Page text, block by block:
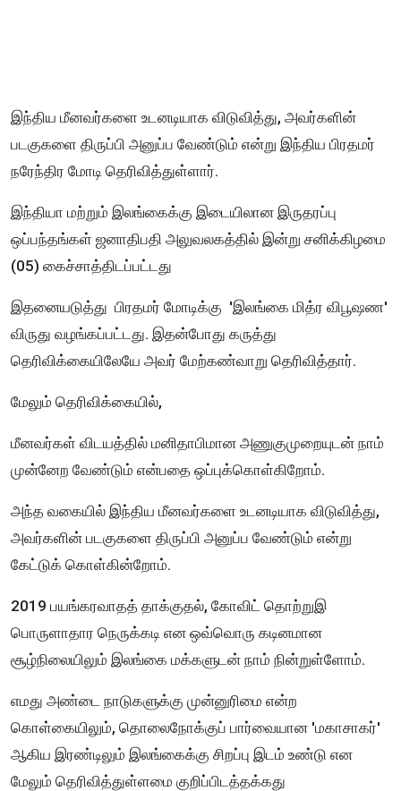
இந்திய மீனவர்களை உடனடியாக விடுவித்து, அவர்களின்
படகுகளை திருப்பி அனுப்ப வேண்டும் என்று இந்திய பிரதமர்
நரேந்திர மோடி தெரிவித்துள்ளார்.
இந்தியா மற்றும் இலங்கைக்கு இடையிலான இருதரப்பு
ஒப்பந்தங்கள் ஜனாதிபதி அலுவலகத்தில் இன்று சனிக்கிழமை
(05) கைச்சாத்திடப்பட்டது
இதனையடுத்து பிரதமர் மோடிக்கு 'இலங்கை மித்ர விபூஷண'
விருது வழங்கப்பட்டது. இதன்போது கருத்து
தெரிவிக்கையிலேயே அவர் மேற்கண்வாறு தெரிவித்தார்.
மேலும் தெரிவிக்கையில்,
மீனவர்கள் விடயத்தில் மனிதாபிமான அணுகுமுறையுடன் நாம்
முன்னேற வேண்டும் என்பதை ஒப்புக்கொள்கிறோம்.
அந்த வகையில் இந்திய மீனவர்களை உடனடியாக விடுவித்து,
அவர்களின் படகுகளை திருப்பி அனுப்ப வேண்டும் என்று
கேட்டுக் கொள்கின்றோம்.
2019 பயங்கரவாதத் தாக்குதல், கோவிட் தொற்றுஇ
பொருளாதார நெருக்கடி என ஒவ்வொரு கடினமான
சூழ்நிலையிலும் இலங்கை மக்களுடன் நாம் நின்றுள்ளோம்.
எமது அண்டை நாடுகளுக்கு முன்னுரிமை என்ற
கொள்கையிலும், தொலைநோக்குப் பார்வையான 'மகாசாகர்'
ஆகிய இரண்டிலும் இலங்கைக்கு சிறப்பு இடம் உண்டு என
மேலும் தெரிவித்துள்ளமை குறிப்பிடத்தக்கது